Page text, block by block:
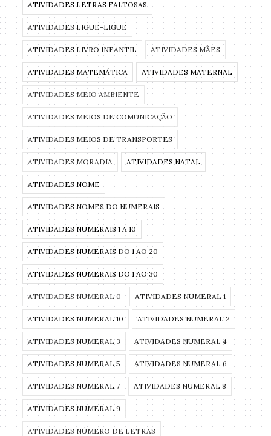
ATIVIDADES LETRAS FALTOSAS
ATIVIDADES LIGUE-LIGUE
ATIVIDADES LIVRO INFANTIL ATIVIDADES MÃES
ATIVIDADES MATEMÁTICA ATIVIDADES MATERNAL
ATIVIDADES MEIO AMBIENTE
ATIVIDADES MEIOS DE COMUNICAÇÃO
ATIVIDADES MEIOS DE TRANSPORTES
ATIVIDADES MORADIA ATIVIDADES NATAL
ATIVIDADES NOME
ATIVIDADES NOMES DO NUMERAIS
ATIVIDADES NUMERAIS 1 A 10
ATIVIDADES NUMERAIS DO 1 AO 20
ATIVIDADES NUMERAIS DO 1 AO 30
ATIVIDADES NUMERAL 0 ATIVIDADES NUMERAL 1
ATIVIDADES NUMERAL 10 ATIVIDADES NUMERAL 2
ATIVIDADES NUMERAL 3 ATIVIDADES NUMERAL 4
ATIVIDADES NUMERAL 5 ATIVIDADES NUMERAL 6
ATIVIDADES NUMERAL 7 ATIVIDADES NUMERAL 8
ATIVIDADES NUMERAL 9
ATIVIDADES NÚMERO DE LETRAS